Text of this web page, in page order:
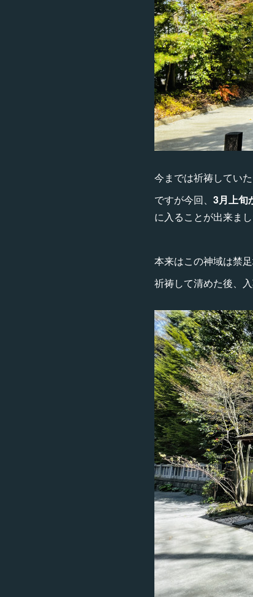
今までは祈祷してい
ですが今回、 3月上旬
に入ることが出来まし
本来はこの神域は禁
祈祷して清めた後、